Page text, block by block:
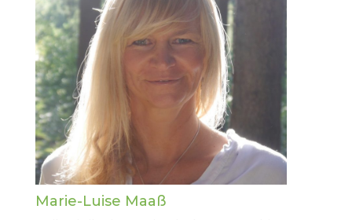
Marie-Luise Maaß